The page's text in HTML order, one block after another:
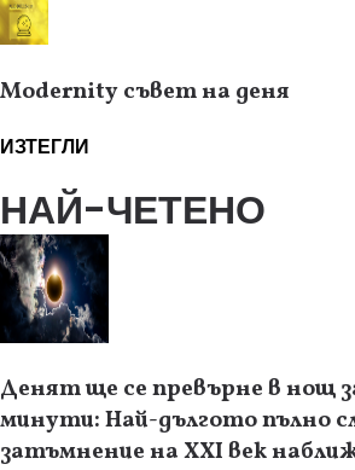
Modernity съвет на деня
ИЗТЕГЛИ
НАЙ-ЧЕТЕНО
Денят ще се превърне в нощ
минути: Най-дългото пълно
затъмнение на XXI век